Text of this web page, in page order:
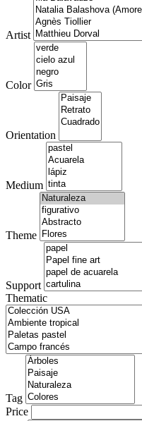
Artist
Color
Orientation
Medium
Theme
Support
Thematic
Tag
Price